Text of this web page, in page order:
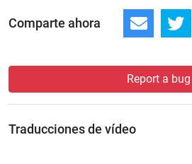
Comparte ahora
Report a bug
Traducciones de vídeo